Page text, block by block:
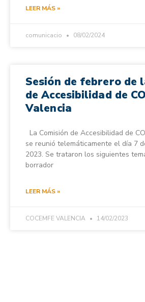
LEER MÁS »
comunicacio 08/02/2024
Sesión de febrero de
de Accesibilidad de
Valencia
La Comisión de Accesibilidad de
se reunió telemáticamente el día 7
2023. Se trataron los siguientes
borrador
LEER MÁS »
COCEMFE VALENCIA 14/02/2023